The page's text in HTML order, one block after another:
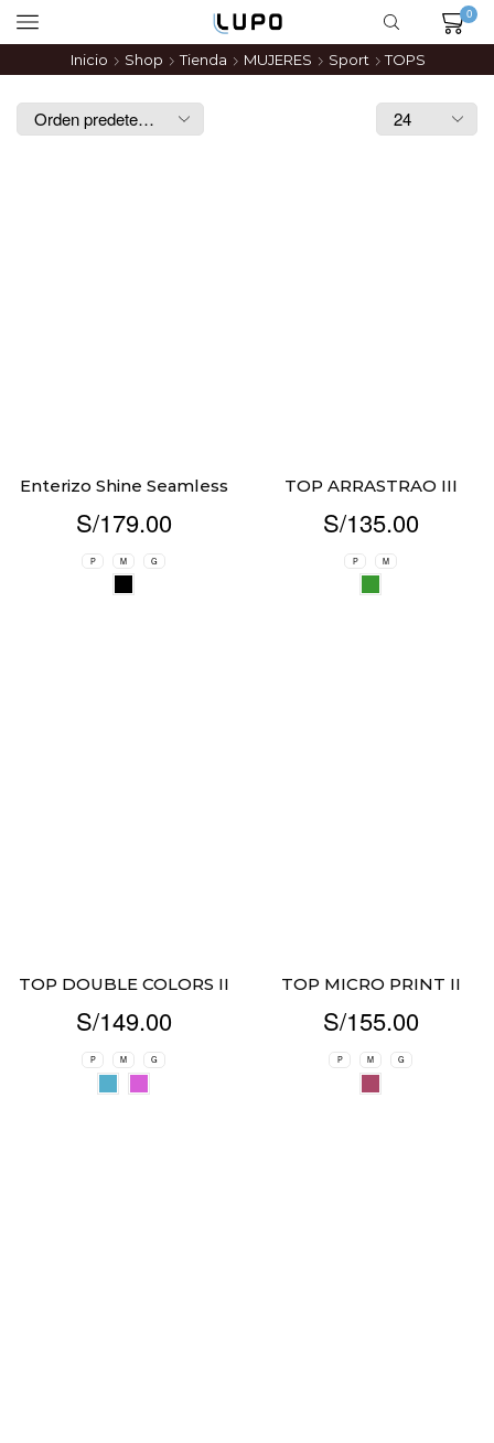
0
Inicio Shop Tienda MUJERES Sport TOPS
Enterizo Shine Seamless
S/179.00
P M G
TOP ARRASTRAO III
S/135.00
P M
TOP DOUBLE COLORS II
S/149.00
P M G
TOP MICRO PRINT II
S/155.00
P M G